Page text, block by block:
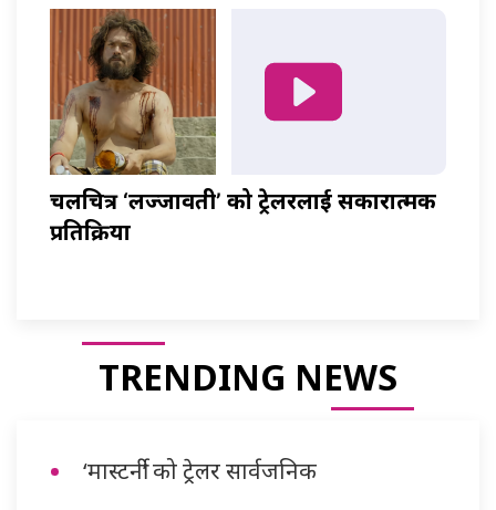
चलचित्र ‘लज्जावती’ को ट्रेलरलाई सकारात्मक
प्रतिक्रिया
TRENDING NEWS
‘मास्टर्नी’ को ट्रेलर सार्वजनिक